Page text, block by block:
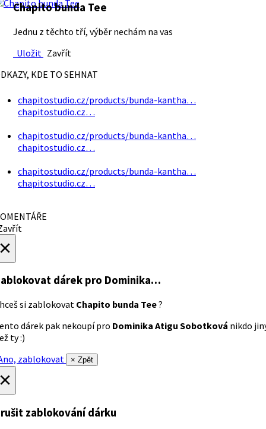
Chapito bunda Tee
Jednu z těchto tří, výběr nechám na vas
Uložit Zavřít
KDE TO SEHNAT
chapitostudio.cz/products/bunda-kantha…
chapitostudio.cz…
chapitostudio.cz/products/bunda-kantha…
chapitostudio.cz…
chapitostudio.cz/products/bunda-kantha…
chapitostudio.cz…
dárek pro Dominika…
si zablokovat Chapito bunda Tee?
dárek pak nekoupí pro Dominika Atigu Sobotková nikdo
ty :)
zablokovat
× Zpět
zablokování dárku